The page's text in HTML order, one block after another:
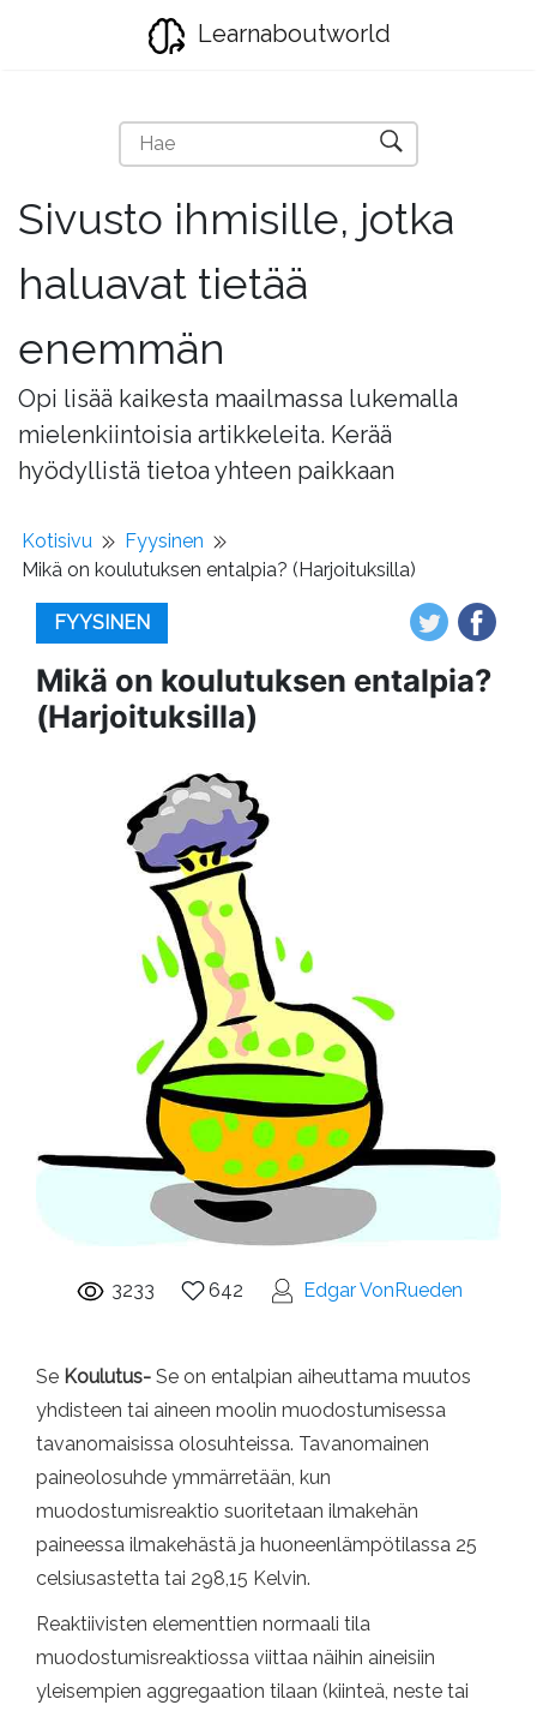
Learnaboutworld
Sivusto ihmisille, jotka
haluavat tietää
enemmän
Opi lisää kaikesta maailmassa lukemalla
mielenkiintoisia artikkeleita. Kerää
hyödyllistä tietoa yhteen paikkaan
Kotisivu
Fyysinen
Mikä on koulutuksen entalpia? (Harjoituksilla)
FYYSINEN
Mikä on koulutuksen entalpia?
(Harjoituksilla)
3233 642 Edgar VonRueden
Se Koulutus- Se on entalpian aiheuttama muutos
yhdisteen tai aineen moolin muodostumisessa
tavanomaisissa olosuhteissa. Tavanomainen
paineolosuhde ymmärretään, kun
muodostumisreaktio suoritetaan ilmakehän
paineessa ilmakehästä ja huoneenlämpötilassa 25
celsiusastetta tai 298,15 Kelvin.
Reaktiivisten elementtien normaali tila
muodostumisreaktiossa viittaa näihin aineisiin
yleisempien aggregaation tilaan (kiinteä, neste tai